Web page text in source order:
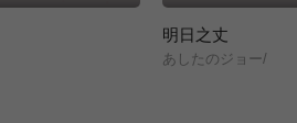
明日之丈
あしたのジョー/